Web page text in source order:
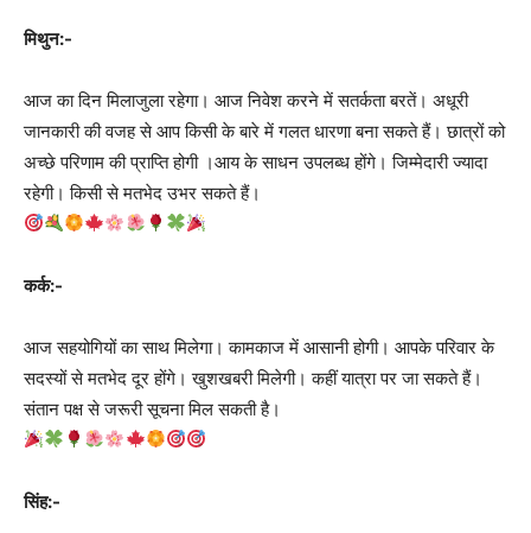
मिथुन:-
आज का दिन मिलाजुला रहेगा। आज निवेश करने में सतर्कता बरतें। अधूरी
जानकारी की वजह से आप किसी के बारे में गलत धारणा बना सकते हैं। छात्रों को
अच्छे परिणाम की प्राप्ति होगी ।आय के साधन उपलब्ध होंगे। जिम्मेदारी ज्यादा
रहेगी। किसी से मतभेद उभर सकते हैं।
कर्क:-
आज सहयोगियों का साथ मिलेगा। कामकाज में आसानी होगी। आपके परिवार के
सदस्यों से मतभेद दूर होंगे। खुशखबरी मिलेगी। कहीं यात्रा पर जा सकते हैं।
संतान पक्ष से जरूरी सूचना मिल सकती है।
सिंह:-